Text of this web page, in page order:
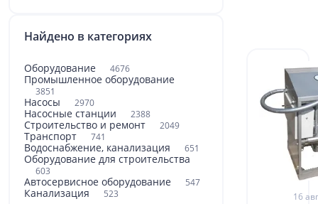
Найдено в категориях
Оборудование 4676
Промышленное оборудование
3851
Насосы 2970
Насосные станции 2388
Строительство и ремонт 2049
Транспорт 741
Водоснабжение, канализация 651
Оборудование для строительства
603
Автосервисное оборудование 547
Канализация 523 16